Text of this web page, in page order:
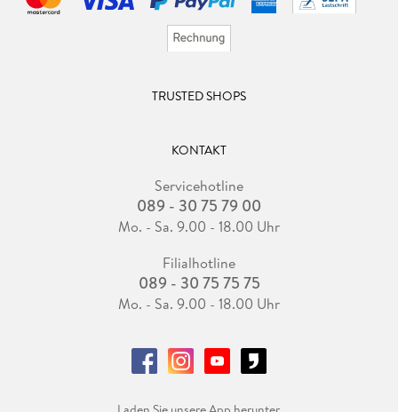
TRUSTED SHOPS
KONTAKT
Servicehotline
089 - 30 75 79 00
Mo. - Sa. 9.00 - 18.00 Uhr
Filialhotline
089 - 30 75 75 75
Mo. - Sa. 9.00 - 18.00 Uhr